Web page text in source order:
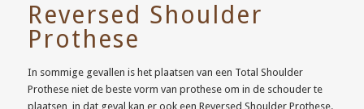
Reversed Shoulder
Prothese
In sommige gevallen is het plaatsen van een Total Shoulder
Prothese niet de beste vorm van prothese om in de schouder te
plaatsen, in dat geval kan er ook een Reversed Shoulder Prothese.